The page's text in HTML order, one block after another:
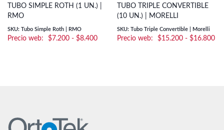
TUBO SIMPLE ROTH (1 UN.) |
RMO
SKU: Tubo Simple Roth | RMO
$7.200 - $8.400Rango
TUBO TRIPLE CONVERTIBLE
(10 UN.) | MORELLI
SKU: Tubo Triple Convertible | Morelli
$15.200 - $16.800